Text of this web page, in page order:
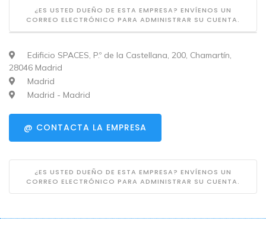
¿ES USTED DUEÑO DE ESTA EMPRESA? ENVÍENOS UN
CORREO ELECTRÓNICO PARA ADMINISTRAR SU CUENTA.
Edificio SPACES, P.º de la Castellana, 200, Chamartín,
28046 Madrid
Madrid
Madrid - Madrid
@ CONTACTA LA EMPRESA
¿ES USTED DUEÑO DE ESTA EMPRESA? ENVÍENOS UN
CORREO ELECTRÓNICO PARA ADMINISTRAR SU CUENTA.